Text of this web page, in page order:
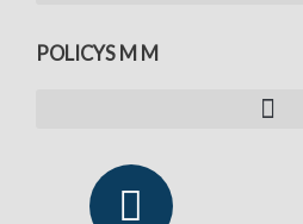
POLICYS M M
Y
L